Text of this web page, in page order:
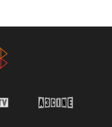
ESTRENOS